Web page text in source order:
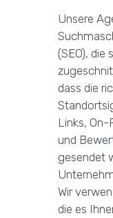
Unsere
(SEO), die
dass die
Links,
und
gesendet
Wir
die es